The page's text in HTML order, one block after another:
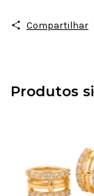
Compartilhar
Produtos